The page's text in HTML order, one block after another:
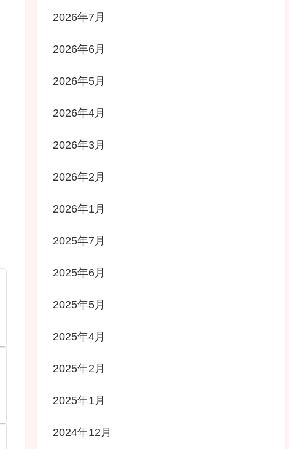
2026年7月
2026年6月
2026年5月
2026年4月
2026年3月
2026年2月
2026年1月
2025年7月
2025年6月
2025年5月
2025年4月
2025年2月
2025年1月
2024年12月